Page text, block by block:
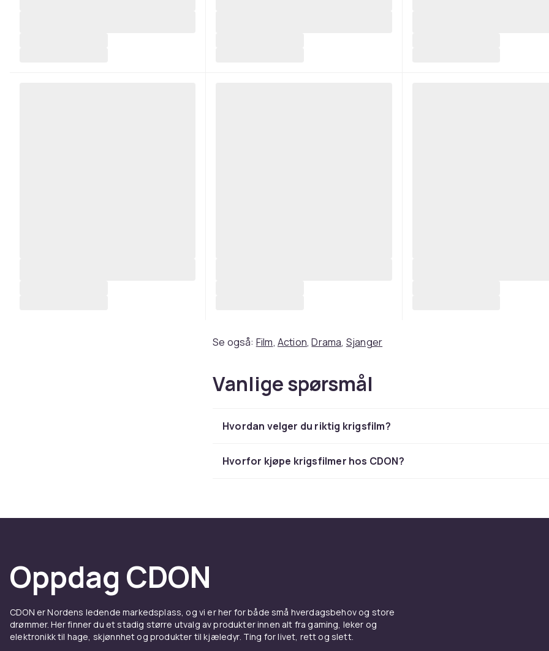
Se også: Film, Action,Drama, Sjanger
Vanlige spørsmål
Hvordan velger du riktig krigsfilm?
Hvorfor kjøpe krigsfilmer hos CDON?
Oppdag CDON
CDON er Nordens ledende markedsplass, og vi er her for både små hverdagsbehov og store
drømmer. Her finner du et stadig større utvalg av produkter innen alt fra gaming, leker og
elektronikk til hage, skjønnhet og produkter til kjæledyr. Ting for livet, rett og slett.